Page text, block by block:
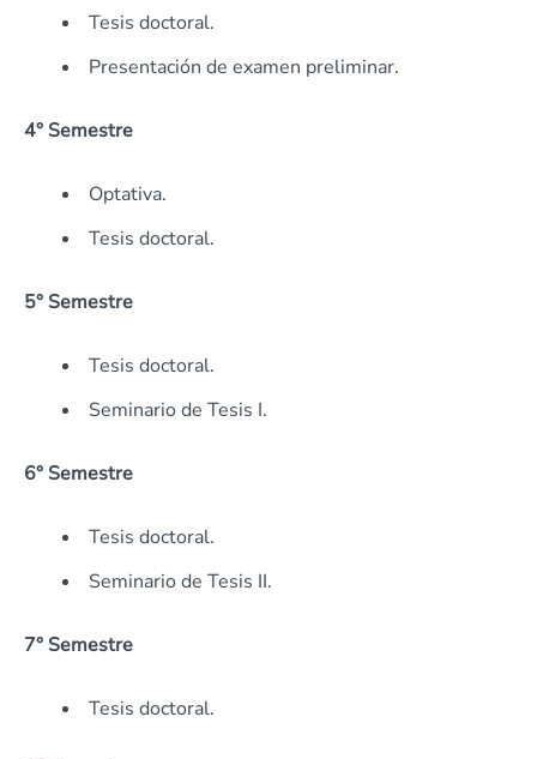
Tesis doctoral.
Presentación de examen preliminar.
4° Semestre
Optativa.
Tesis doctoral.
5° Semestre
Tesis doctoral.
Seminario de Tesis I.
6° Semestre
Tesis doctoral.
Seminario de Tesis II.
7° Semestre
Tesis doctoral.